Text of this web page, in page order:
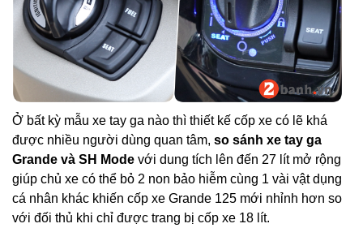
Ở bất kỳ mẫu xe tay ga nào thì thiết kế cốp xe có lẽ khá
được nhiều người dùng quan tâm, so sánh xe tay ga
Grande và SH Mode với dung tích lên đến 27 lít mở rộng
giúp chủ xe có thể bỏ 2 non bảo hiễm cùng 1 vài vật dụng
cá nhân khác khiến cốp xe Grande 125 mới nhỉnh hơn so
với đối thủ khi chỉ được trang bị cốp xe 18 lít.